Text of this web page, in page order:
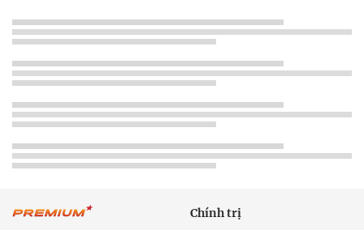
Chính trị